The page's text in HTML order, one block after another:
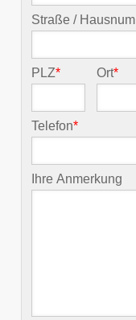
Straße /
PLZ* Ort*
Telefon*
Ihre Anmerkung